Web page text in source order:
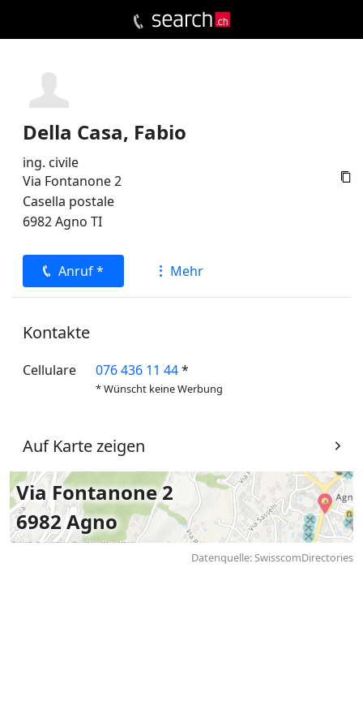
Della Casa, Fabio
ing. civile

Via Fontanone 2
Casella postale
6982Agno TI
Anruf * Mehr
Kontakte
Cellulare 076 436 11 44*
* Wünscht keine Werbung
Auf Karte zeigen
Via Fontanone 2
6982 Agno
Datenquelle: SwisscomDirectories